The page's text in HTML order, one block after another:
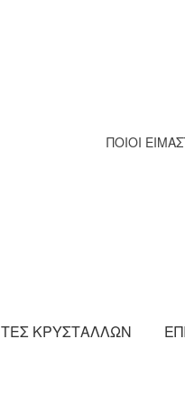
ΠΟΙΟΙ
ΚΡΥΣΤΑΛΛΩΝ